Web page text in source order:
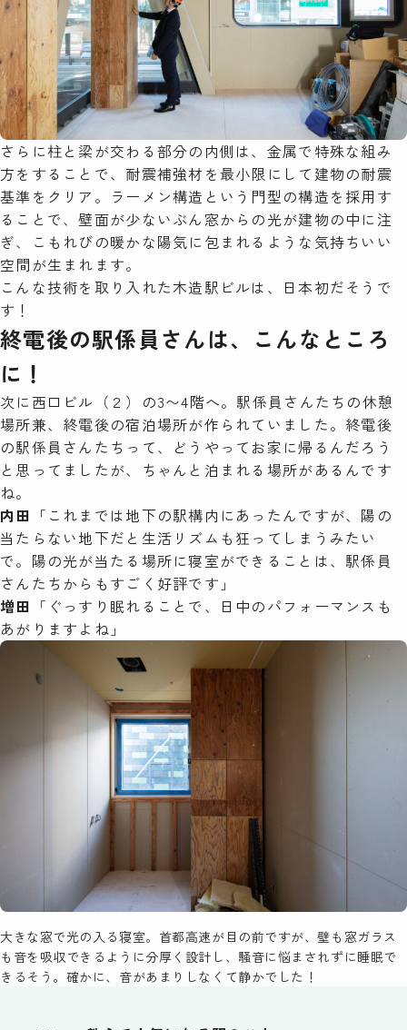
さらに柱と梁が交わる部分の内側は、金属で特殊な組み
方をすることで、耐震補強材を最小限にして建物の耐震
基準をクリア。ラーメン構造という門型の構造を採用す
ることで、壁面が少ないぶん窓からの光が建物の中に注
ぎ、こもれびの暖かな陽気に包まれるような気持ちいい
空間が生まれます。
こんな技術を取り入れた木造駅ビルは、日本初だそうで
す！
終電後の駅係員さんは、こんなところ
に！
次に西口ビル（２）の3〜4階へ。駅係員さんたちの休憩
場所兼、終電後の宿泊場所が作られていました。終電後
の駅係員さんたちって、どうやってお家に帰るんだろう
と思ってましたが、ちゃんと泊まれる場所があるんです
ね。
内田 「これまでは地下の駅構内にあったんですが、陽の
当たらない地下だと生活リズムも狂ってしまうみたい
で。陽の光が当たる場所に寝室ができることは、駅係員
さんたちからもすごく好評です」
増田 「ぐっすり眠れることで、日中のパフォーマンスも
あがりますよね」
大きな窓で光の入る寝室。首都高速が目の前ですが、壁も窓ガラス
も音を吸収できるように分厚く設計し、騒音に悩まされずに睡眠で
きるそう。確かに、音があまりしなくて静かでした！